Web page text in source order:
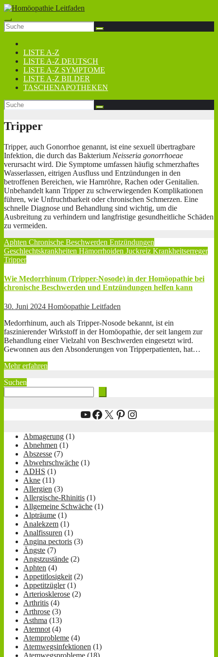
Zum
Inhalt
springen
LISTE A-Z
LISTE A-Z DEUTSCH
LISTE A-Z SYMPTOME
LISTE A-Z BILDER
TASCHENAPOTHEKEN
Tripper
Tripper, auch Gonorrhoe genannt, ist eine sexuell übertragbare
Infektion, die durch das Bakterium Neisseria gonorrhoeae
verursacht wird. Die Symptome umfassen häufig schmerzhaftes
Wasserlassen, eitrigen Ausfluss und Entzündungen in den
betroffenen Bereichen, wie Harnröhre, Rachen oder Genitalien.
Unbehandelt kann Tripper zu schwerwiegenden Komplikationen
führen, wie Unfruchtbarkeit oder chronischen Schmerzen. Eine
schnelle Diagnose und Behandlung sind wichtig, um die
Ausbreitung zu verhindern und langfristige gesundheitliche Schäden
zu vermeiden.
Aphten Chronische Beschwerden Entzündungen
Geschlechtskrankheiten Hämorrhoiden Juckreiz Krankheitserreger
Tripper
Wie Medorrhinum (Tripper-Nosode) in der Homöopathie bei
chronische Beschwerden und Entzündungen helfen kann
30. Juni 2024 Homöopathie Leitfaden
Medorrhinum, auch als Tripper-Nosode bekannt, ist ein
faszinierender Wirkstoff in der Homöopathie, der seit langem zur
Behandlung einer Vielzahl von Beschwerden eingesetzt wird.
Gewonnen aus den Absonderungen von Tripperpatienten, hat…
Mehr erfahren
Suchen
YouTube
Facebook
X Pinterest
Instagram
Abmagerung (1)
Abnehmen (1)
Abszesse (7)
Abwehrschwäche (1)
ADHS (1)
Akne (11)
Allergien (3)
Allergische-Rhinitis (1)
Allgemeine Schwäche (1)
Alpträume (1)
Analekzem (1)
Analfissuren (1)
Angina pectoris (3)
Ängste (7)
Angstzustände (2)
Aphten (4)
Appetitlosigkeit (2)
Appetitzügler(1)
Arteriosklerose (2)
Arthritis (4)
Arthrose (3)
Asthma (13)
Atemnot (4)
Atemprobleme (4)
Atemwegsinfektionen (1)